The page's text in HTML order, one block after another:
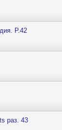
Р.42
раз. 43